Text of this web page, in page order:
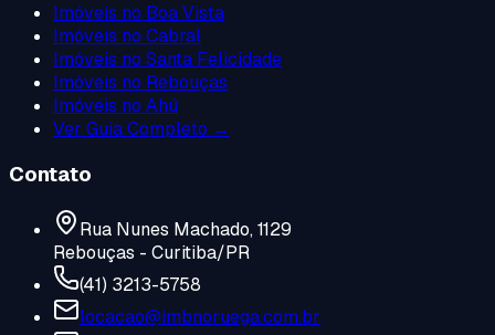
Imóveis no Boa Vista
Imóveis no Cabral
Imóveis no Santa Felicidade
Imóveis no Rebouças
Imóveis no Ahú
Ver Guia Completo →
Contato
Rua Nunes Machado, 1129
Rebouças - Curitiba/PR
(41) 3213-5758
locacao@imbnoruega.com.br